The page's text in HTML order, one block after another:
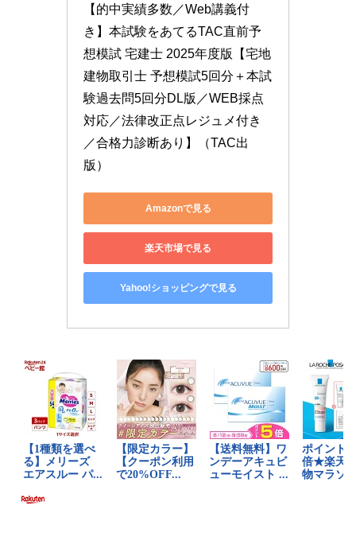
【的中実績多数／Web講義付
き】本試験をあてるTAC直前予
想模試 宅建士 2025年度版【宅地
建物取引士 予想模試5回分＋本試
験過去問5回分DL版／WEB採点
対応／法律改正点レジュメ付き
／合格力診断あり】（TAC出
版）
Amazonで見る
楽天市場で見る
Yahoo!ショッピングで見る